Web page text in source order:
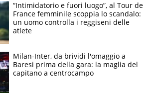
“Intimidatorio e fuori luogo”, al Tour de
France femminile scoppia lo scandalo:
un uomo controlla i reggiseni delle
atlete
Milan-Inter, da brividi l'omaggio a
Baresi prima della gara: la maglia del
capitano a centrocampo